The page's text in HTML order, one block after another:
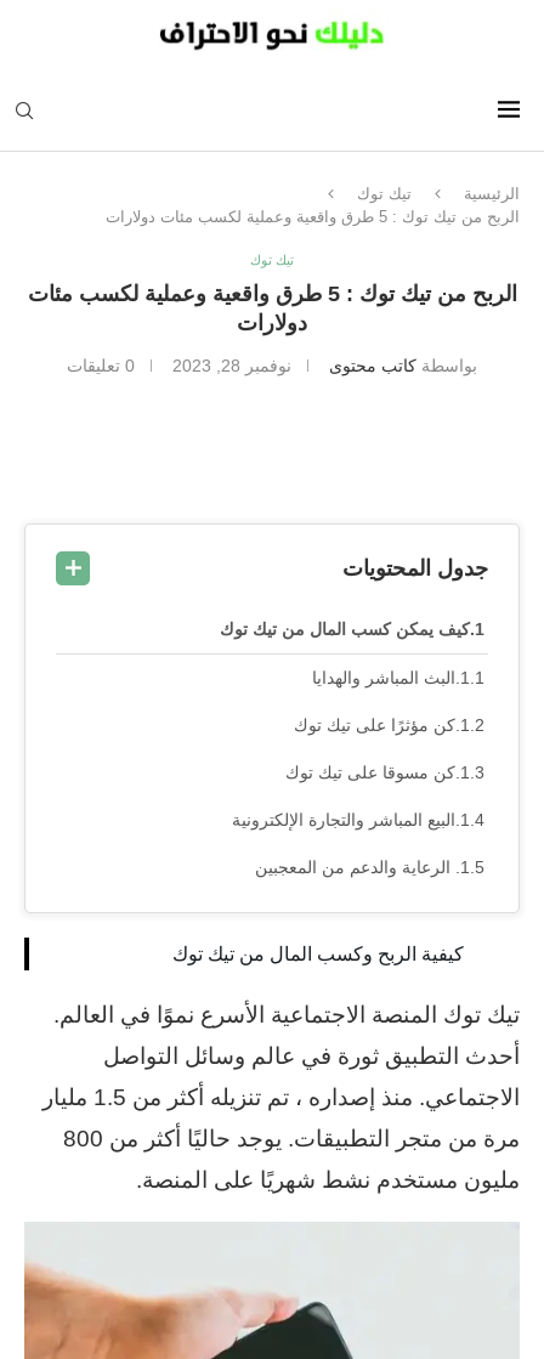
الرئيسية
تيك توك
الربح من تيك توك : 5 طرق واقعية وعملية لكسب مئات دولارات
تيك توك
الربح من تيك توك : 5 طرق واقعية وعملية لكسب مئات
دولارات
بواسطة كاتب محتوى نوفمبر 28, 2023 0 تعليقات
جدول المحتويات
كيف يمكن كسب المال من تيك توك
البث المباشر والهدايا
كن مؤثرًا على تيك توك
كن مسوقا على تيك توك
البيع المباشر والتجارة الإلكترونية
الرعاية والدعم من المعجبين
كيفية الربح وكسب المال من تيك توك
تيك توك المنصة الاجتماعية الأسرع نموًا في العالم.
أحدث التطبيق ثورة في عالم وسائل التواصل
الاجتماعي. منذ إصداره ، تم تنزيله أكثر من 1.5 مليار
مرة من متجر التطبيقات. يوجد حاليًا أكثر من 800
مليون مستخدم نشط شهريًا على المنصة.